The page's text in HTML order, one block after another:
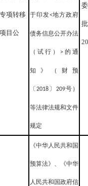
项转移
目公
于印发<地方政府
债务信息公开办法
（试行） > 的通
知》（财预
〔2018 〕 209号）
等法律法规和文件
规定
《中华人民共和国
预算法》、《中华
人民共和国政府信